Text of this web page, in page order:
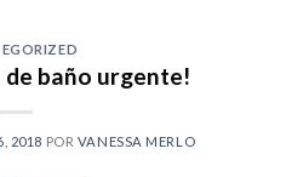
de baño urgente!
2018 POR VANESSA MERLO